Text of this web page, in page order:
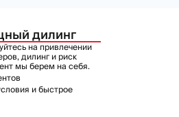
дилинг
на привлечении
дилинг и риск
мы берем на себя.
и быстрое